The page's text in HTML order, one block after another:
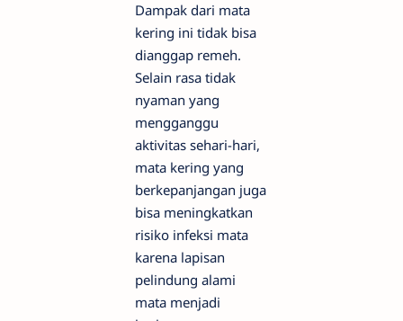
Dampak dari mata
kering ini tidak bisa
dianggap remeh.
Selain rasa tidak
nyaman yang
mengganggu
aktivitas sehari-hari,
mata kering yang
berkepanjangan juga
bisa meningkatkan
risiko infeksi mata
karena lapisan
pelindung alami
mata menjadi